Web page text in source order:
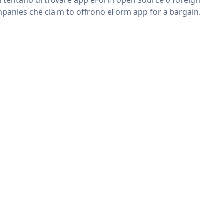
che claim to offrono eForm app for a bargain.